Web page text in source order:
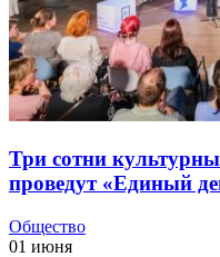
Три сотни
проведут «Единый
Общество
01 июня